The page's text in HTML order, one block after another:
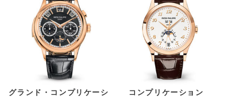
グランド・コンプリケーシ
コンプリケーション